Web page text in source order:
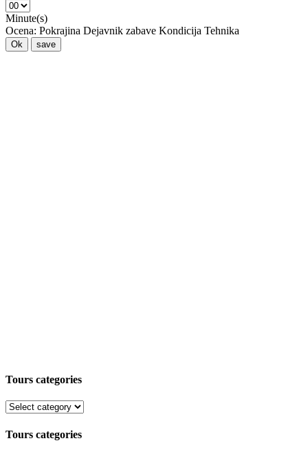
Minute(s)
Ocena: Pokrajina Dejavnik zabave Kondicija Tehnika
Ok save
Tours categories
Tours categories